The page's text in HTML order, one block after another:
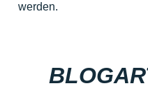
werden.